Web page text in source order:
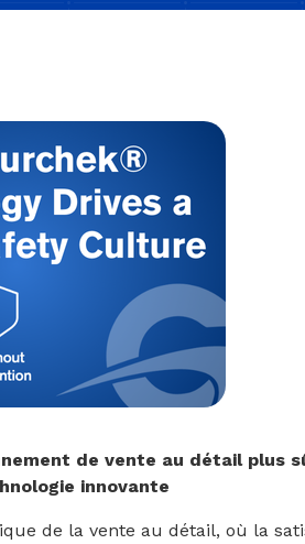
de vente au détail plus
innovante
de la vente au détail, où la